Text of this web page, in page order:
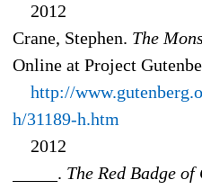
2012
Crane, Stephen. The
Online at Project
http://
h/31189-h.htm
2012
_____. The Red Badge of